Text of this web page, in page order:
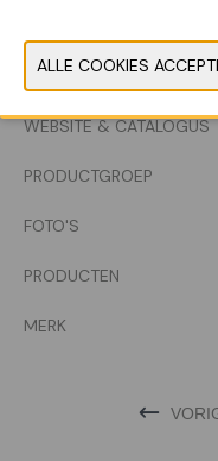
WEBSITE & CATALOGUS
PRODUCTGROEP
FOTO'S
PRODUCTEN
MERK